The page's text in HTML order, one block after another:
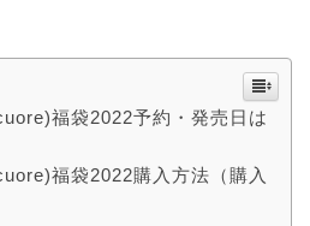
福袋2022予約・発売日は
福袋2022購入方法（購入